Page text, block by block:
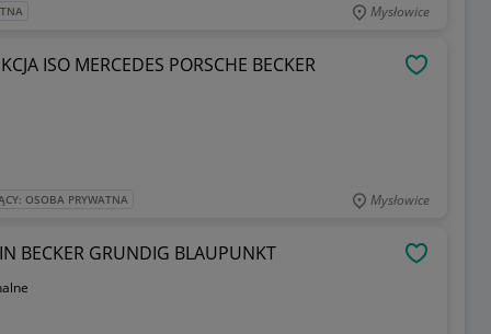
Mysłowice
ZŁĄCZE RADIO KOSTKA ADAPTOR REDUKCJA ISO MERCEDES PORSCHE BECKER
OSOBA PRYWATNA Mysłowice
ZŁĄCZE RADIO KOSTKA ADAPTOR ISO DIN BECKER GRUNDIG BLAUPUNKT